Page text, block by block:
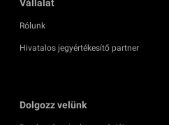
Vállalat
Rólunk
Hivatalos jegyértékesítő partner
Dolgozz velünk